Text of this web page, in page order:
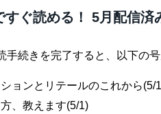
すぐ読める！ 5月配信済
手続きを完了すると、以下の号
ョンとリテールのこれから(5/
、教えます(5/1)